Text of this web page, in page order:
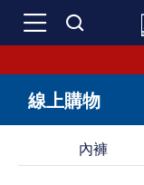
線上購物
內褲